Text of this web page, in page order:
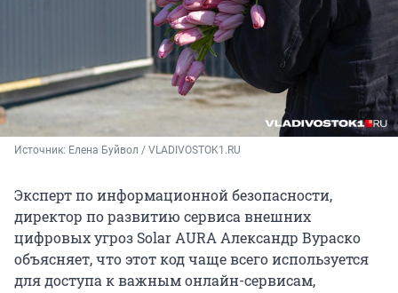
Источник: Елена Буйвол / VLADIVOSTOK1.RU
Эксперт по информационной безопасности,
директор по развитию сервиса внешних
цифровых угроз Solar AURA Александр Вураско
объясняет, что этот код чаще всего используется
для доступа к важным онлайн-сервисам,